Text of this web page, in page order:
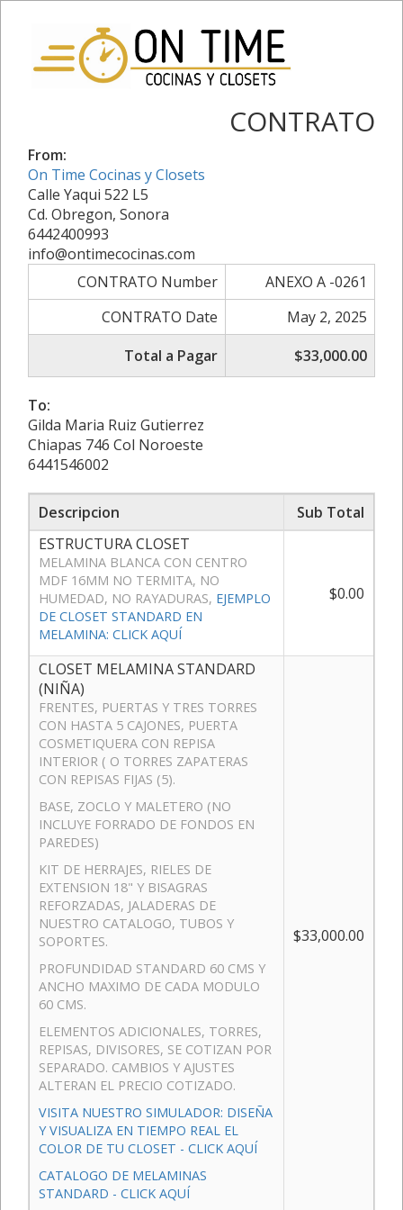
CONTRATO
From:
On Time Cocinas y Closets
Calle Yaqui 522 L5
Cd. Obregon, Sonora
6442400993
info@ontimecocinas.com
CONTRATO Number
ANEXO A -0261
CONTRATO Date
May 2, 2025
Total a Pagar
$33,000.00
To:
Gilda Maria Ruiz Gutierrez
Chiapas 746 Col Noroeste
6441546002
Descripcion
Sub Total
ESTRUCTURA CLOSET
MELAMINA BLANCA CON CENTRO
MDF 16MM NO TERMITA, NO
HUMEDAD, NO RAYADURAS, EJEMPLO
DE CLOSET STANDARD EN
MELAMINA: CLICK AQUÍ
$0.00
CLOSET MELAMINA STANDARD
(NIÑA)
FRENTES, PUERTAS Y TRES TORRES
CON HASTA 5 CAJONES, PUERTA
COSMETIQUERA CON REPISA
INTERIOR ( O TORRES ZAPATERAS
CON REPISAS FIJAS (5).
BASE, ZOCLO Y MALETERO (NO
INCLUYE FORRADO DE FONDOS EN
PAREDES)
KIT DE HERRAJES, RIELES DE
EXTENSION 18" Y BISAGRAS
REFORZADAS, JALADERAS DE
NUESTRO CATALOGO, TUBOS Y
SOPORTES.
PROFUNDIDAD STANDARD 60 CMS Y
ANCHO MAXIMO DE CADA MODULO
60 CMS.
ELEMENTOS ADICIONALES, TORRES,
REPISAS, DIVISORES, SE COTIZAN POR
SEPARADO. CAMBIOS Y AJUSTES
ALTERAN EL PRECIO COTIZADO.
VISITA NUESTRO SIMULADOR: DISEÑA
Y VISUALIZA EN TIEMPO REAL EL
COLOR DE TU CLOSET - CLICK AQUÍ
CATALOGO DE MELAMINAS
STANDARD - CLICK AQUÍ
$33,000.00